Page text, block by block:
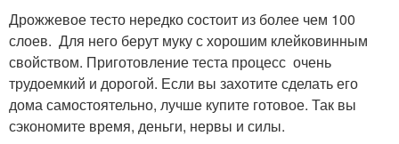
Дрожжевое тесто нередко состоит из более чем 100
слоев. Для него берут муку с хорошим клейковинным
свойством. Приготовление теста процесс очень
трудоемкий и дорогой. Если вы захотите сделать его
дома самостоятельно, лучше купите готовое. Так вы
сэкономите время, деньги, нервы и силы.